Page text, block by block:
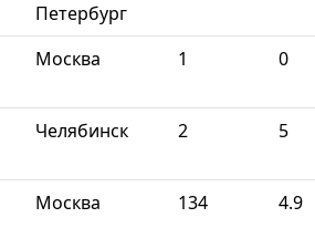
Петербург
Москва 1 0
Челябинск 2 5
Москва 134 4.9